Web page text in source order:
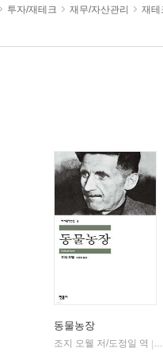
투자/재테크 재무/자산관리 재테
동물농장
조지 오웰 저/도정일 역